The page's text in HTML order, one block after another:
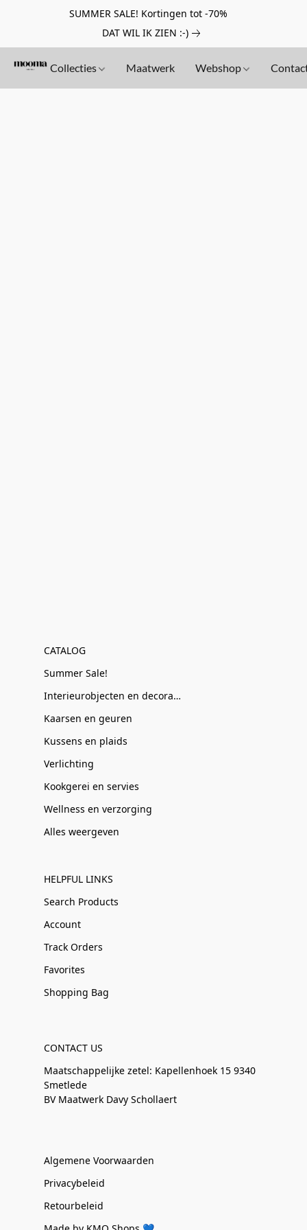
SUMMER SALE! Kortingen tot -70%
DAT WIL IK ZIEN :-)
Collecties Maatwerk Webshop
CATALOG
Summer Sale!
Interieurobjecten en decoratie
Kaarsen en geuren
Kussens en plaids
Verlichting
Kookgerei en servies
Wellness en verzorging
Alles weergeven
HELPFUL LINKS
Search Products
Account
Track Orders
Favorites
Shopping Bag
CONTACT US
Maatschappelijke zetel: Kapellenhoek 15 9340
Smetlede
BV Maatwerk Davy Schollaert
Algemene Voorwaarden
Privacybeleid
Retourbeleid